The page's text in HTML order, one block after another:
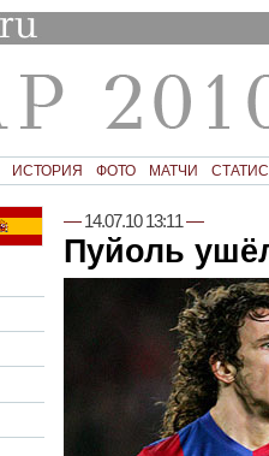
ИСТОРИЯ ФОТО МАТЧИ
—14.07.10 13:11—
Пуйоль